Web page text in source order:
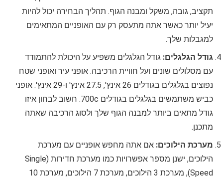
תקציב, גובה, משקל ומבנה הגוף. תהליך הבחירה יכול להיות
יעיל יותר כאשר אתה מתעסק רק עם האופניים המתאימים
למגבלות שלך.
גודל הגלגלים: גודל הגלגלים משפיע על היכולת להתמודד
עם מסלולים שונים ועל חוויית הרכיבה. אופני עיר ואופני שטח
נפוצים בגלגלים בגודלים 26 אינץ', 27.5 אינץ' ו-29 אינץ'. אופני
כביש משתמשים בגלגלים בגודלים 700c. חשוב לבחון איזו
גודל מתאים ביותר למבנה הגוף שלך ולסוג הרכיבה שאתה
מתכנן.
מערכת הילוכים: אם אתה מחפש אופניים עם מערכת
הילוכים, ישנן מספר אפשרויות כמו מערכת חדירות (Single
Speed), מערכת 3 הילוכים, מערכת 7 הילוכים, מערכת 10